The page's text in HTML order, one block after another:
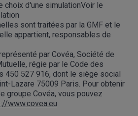
choix d'une simulationVoir le
sont traitées par la GMF et le
appartient, responsables de
par Covéa, Société de
régie par le Code des
450 527 916, dont le siège social
Lazare 75009 Paris. Pour obtenir
groupe Covéa, vous pouvez
www.covea.eu